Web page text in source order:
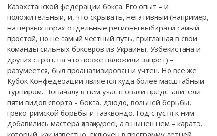
Казахстанской федерации бокса. Его опыт – и
положительный, и, что скрывать, негативный (например,
на первых порах отдельные регионы выбирали самый
простой, но не самый честный путь, приглашая в свои
команды сильных боксеров из Украины, Узбекистана и
других стран, на что позже наложили запрет) –
разумеется, был проанализирован и учтен. Но все же
Кубок Конфедерации является куда более масштабным
турниром. Поначалу в нем участвовали представители
пяти видов спорта – бокса, дзюдо, вольной борьбы,
греко-римской борьбы и таэквондо. Год спустя к ним
добавились мастера қазақ күресі, а в нынешнем – каратэ,